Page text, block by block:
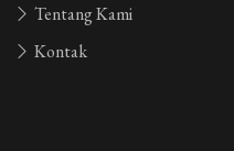
Tentang Kami
Kontak